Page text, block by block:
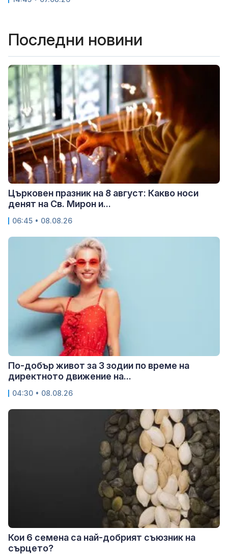
Последни новини
Църковен празник на 8 август: Какво носи
денят на Св. Мирон и...
06:45 • 08.08.26
По-добър живот за 3 зодии по време на
директното движение на...
04:30 • 08.08.26
Кои 6 семена са най-добрият съюзник на
сърцето?